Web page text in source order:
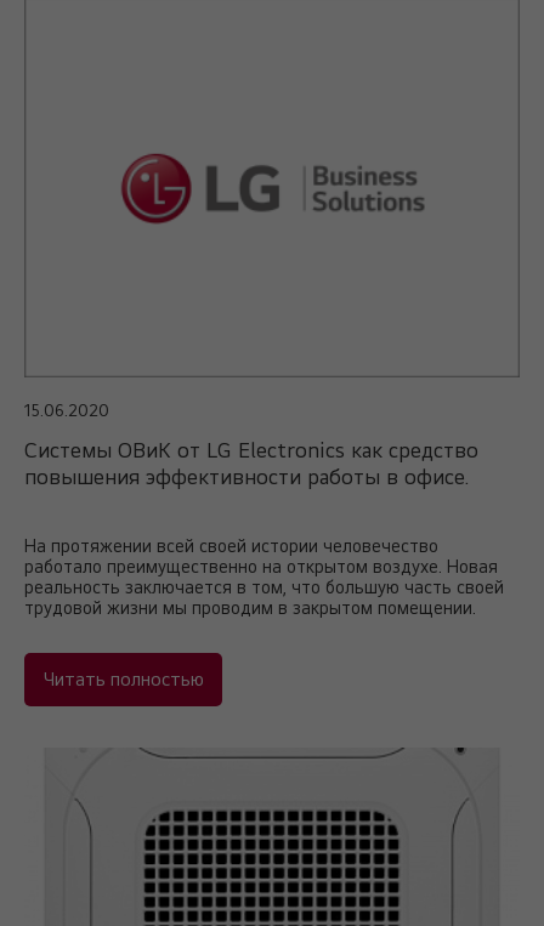
15.06.2020
Системы ОВиК от LG Electronics как средство
повышения эффективности работы в офисе.
На протяжении всей своей истории человечество
работало преимущественно на открытом воздухе. Новая
реальность заключается в том, что большую часть своей
трудовой жизни мы проводим в закрытом помещении.
Читать полностью